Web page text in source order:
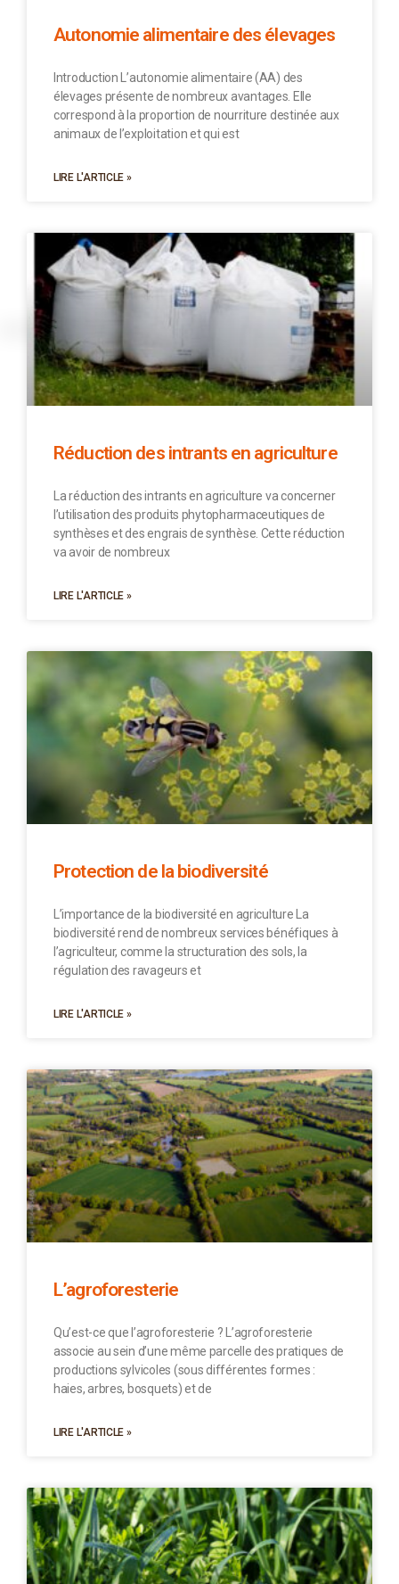
Autonomie alimentaire des élevages
Introduction L’autonomie alimentaire (AA) des
élevages présente de nombreux avantages. Elle
correspond à la proportion de nourriture destinée aux
animaux de l’exploitation et qui est
LIRE L'ARTICLE »
Réduction des intrants en agriculture
La réduction des intrants en agriculture va concerner
l’utilisation des produits phytopharmaceutiques de
synthèses et des engrais de synthèse. Cette réduction
va avoir de nombreux
LIRE L'ARTICLE »
Protection de la biodiversité
L’importance de la biodiversité en agriculture La
biodiversité rend de nombreux services bénéfiques à
l’agriculteur, comme la structuration des sols, la
régulation des ravageurs et
LIRE L'ARTICLE »
L’agroforesterie
Qu’est-ce que l’agroforesterie ? L’agroforesterie
associe au sein d’une même parcelle des pratiques de
productions sylvicoles (sous différentes formes :
haies, arbres, bosquets) et de
LIRE L'ARTICLE »